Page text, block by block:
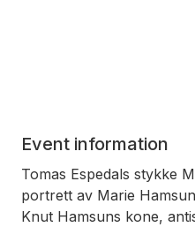
Event information
Tomas Espedals stykke
portrett av Marie
Knut Hamsuns kone,